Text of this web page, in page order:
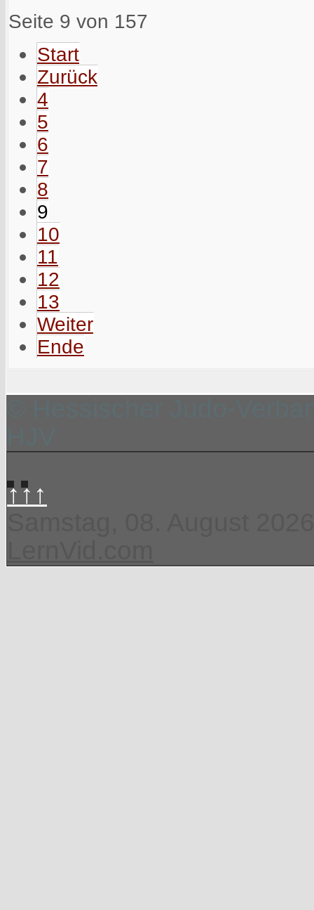
Seite 9 von 157
Start
Zurück
4
5
6
7
8
9
10
11
12
13
Weiter
Ende
↑↑↑